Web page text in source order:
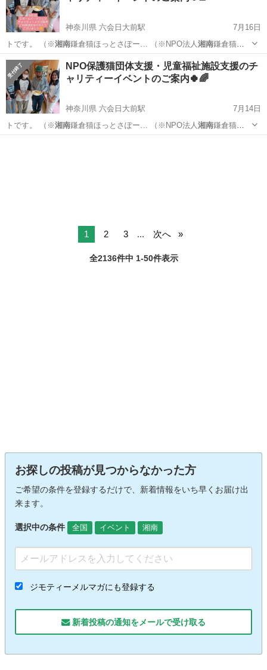
神奈川県 六会日大前駅
7月16日
トです。 （※湘南 鎌倉猫ほっとさぽー… （※NPO法人 湘南鎌倉猫ほ
っとさぽー…
神奈川 藤沢市 六会日大前駅 その他 塗り絵
NPO保護猫団体支援・児童福祉施設支援のチ
ャリティーイベントのご案内🍀🌈
神奈川県 六会日大前駅
7月14日
トです。 （※湘南 鎌倉猫ほっとさぽー… （※NPO法人 湘南鎌倉猫ほ
っとさぽー…
1 2 3 ... 次へ
全2136件中 1-50件表示
お探しの投稿が見つからなかった方
ご希望の条件を登録するだけで、新着情報をいち早くお届け出
来ます。
選択中の条件 全国 イベント 湘南
ジモティーメルマガにも登録する
新着投稿の通知をメールで受け取る